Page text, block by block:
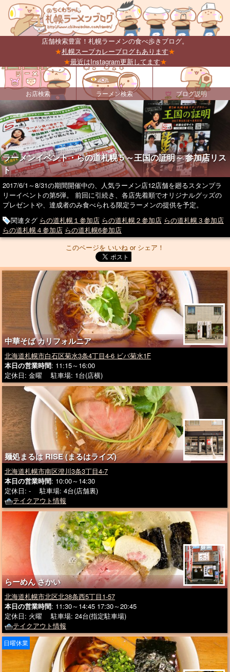
店舗検索豊富！札幌ラーメンの食べ歩きブログ。
★札幌スープカレーブログもあります★
★最近はInstagram更新してます★
お店検索 ラーメン検索 ブログ説明
ラーメンイベント・らの道札幌５～王国の証明～ 参加店リス
ト
2017/6/1～8/31の期間開催中の、人気ラーメン店12店舗を廻るスタンプラ
リーイベントの第5弾。 前回に引続き、各店先着順でオリジナルグッズの
プレゼントや、達成者のみ食べられる限定ラーメンの提供を予定。
関連タグ らの道札幌１参加店 らの道札幌２参加店 らの道札幌３参加店
らの道札幌４参加店 らの道札幌6参加店
このページを いいね or シェア！
中華そば カリフォルニア
北海道札幌市白石区菊水3条4丁目4-6 ビバ菊水1F
本日の営業時間: 11:15～16:00
定休日: 金曜 駐車場: 1台(店横)
麺処まるは RISE (まるはライズ)
北海道札幌市南区澄川3条3丁目4-7
本日の営業時間: 10:00～14:30
定休日: - 駐車場: 4台(店舗裏)
テイクアウト情報
らーめん さかい
北海道札幌市北区北38条西5丁目1-57
本日の営業時間: 11:30～14:45 17:30～20:45
定休日: 火曜 駐車場: 24台(指定駐車場)
テイクアウト情報
日曜休業